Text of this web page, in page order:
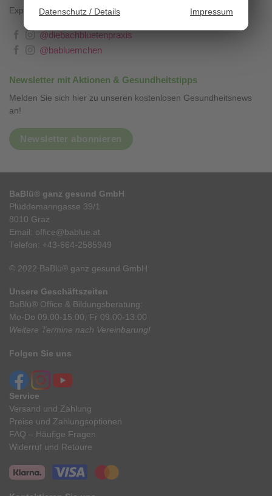
Datenschutz / Details Impressum
Expertenwissen, Blog & Liebevolles
@diebachbluetenpraxis
@babluemchen
Newsletter mit Aktionen & Gesundheitstipps
Melden Sie sich hier zu unseren kostenlosen Gesundheitsnews
an!
Newsletter abonnieren
BaBlü® ganz gesund GmbH
Plüddemanngasse 39/1
8010 Graz
Email: office@bablue.at
Telefon: +43-664-2585949
© 2022 BaBlü® ganz gesund GmbH
Unsere Geschäftszeiten
BaBlü® Office & Bildungsberatung:
Mo-Do 09.00-15.00, Fr 09.00-13.00
Weitere Termine nach Vereinbarung!
Folgen Sie uns
Service
Versand und Zahlung
Preise und Zahlungsoptionen
FAQ – Häufige Fragen
Widerruf und Retoure